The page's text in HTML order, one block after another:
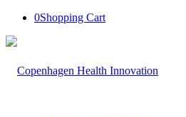
0Shopping Cart